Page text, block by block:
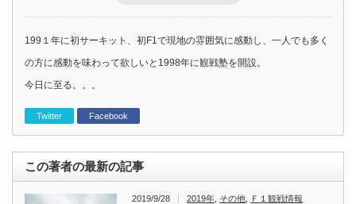
199１年に初サーキット、初F1で現地の雰囲気に感動し、一人でも多く
の方に感動を味わって欲しいと1998年に観戦塾を開設。
今日に至る。。。
Twitter Facebook
この著者の最新の記事
2019/9/28 2019年 その他 Ｆ１観戦情報